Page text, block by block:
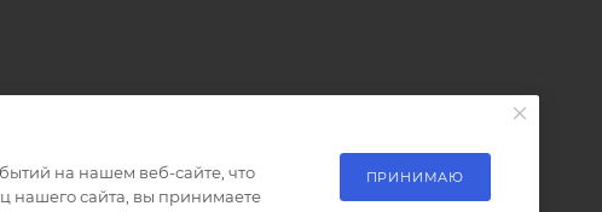
на нашем веб-сайте, что
нашего сайта, вы принимаете
ПРИНИМАЮ